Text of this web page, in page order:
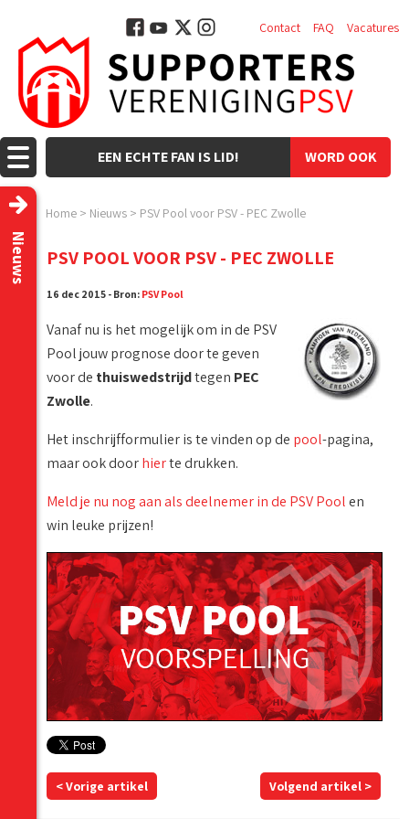
WORD OOK
EEN ECHTE FAN IS LID!
Contact FAQ Vacatures
Home > Nieuws > PSV Pool voor PSV - PEC Zwolle
Nieuws PSV POOL VOOR PSV - PEC ZWOLLE
16 dec 2015 - Bron: PSV Pool
Vanaf nu is het mogelijk om in de PSV
Pool jouw prognose door te geven
voor de thuiswedstrijdtegen PEC
Zwolle.
Het inschrijfformulier is te vinden op de pool-pagina,
maar ook doorhierte drukken.
Meld je nu nog aan als deelnemer in de PSV Poolen
win leuke prijzen!
< Vorige artikel Volgend artikel >